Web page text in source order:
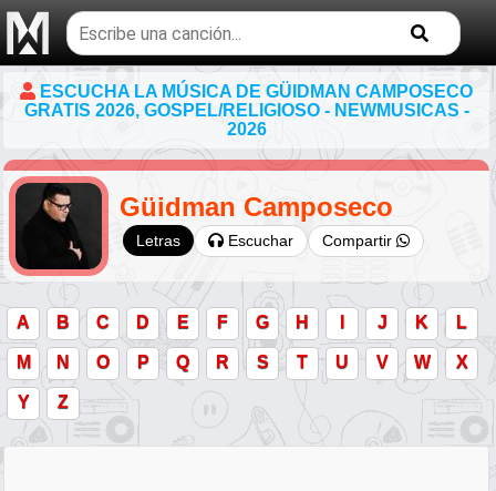
Buscar
temas
musicales
ESCUCHA LA MÚSICA DE GÜIDMAN CAMPOSECO
GRATIS 2026, GOSPEL/RELIGIOSO - NEWMUSICAS -
2026
Güidman Camposeco
Letras Escuchar Compartir
A B C D E F G H I J K L
M N O P Q R S T U V W X
Y Z